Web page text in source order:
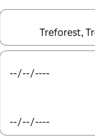
עם מקשי החיצים